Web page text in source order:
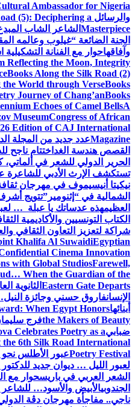
Ambassador for Nigeria
والرسائل (5): Deciphering a
Masterpiece الشاعر الشاب
الجنة الضائعة “غيلوب وعالمه
وآفاقهاحوار مع الفنانة
Reflecting the Moon, Integrity
Books Along the Silk Road (2)
World through VerseBooks
Journey of Chang’anBooks
Echoes of Camel BellsA
MuseumCongress of African
Edition of CAJ International
Magazineعدد جديد من المجلة
القصص هندسة الغد اختتام ناجح
الحرير الدولي للشعر في ألماتي،
تستكشف الإرث الأدبي للشاعرة
نيكيتا أنيسيموف في مهرجان
الشمالية في “إثنومير”تتويج
العظيمهذه عدساتك يا عبلة …
الكتاب التونسيين والأكاديمية
شراكة لتعزيز التعاون الثقافي
Khalifa Al SuwaidiEgyptian
Cinema Innovation
with Global StudiosFarewell,
When the Guardian of the
Eastern Gate Departs الثانوية
الإنسانفاروق حسني وجائزة
أبنائهاWhen Egypt Honors
the Makers of Beautyفرج
ضبابيCelebrates Poetry as a
6th Silk Road International
Poetry Festivalعبور الأطلس
لعبور الليل … ديوان جديد
الشعر العربي في باريسحوار مع
الجندوبيالأبيض والأسود…
ناجي.. مفاجأة مهرجان دڨة